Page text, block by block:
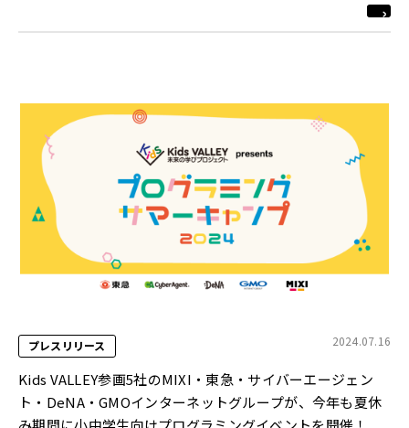
プレスリリース 2024.07.16
Kids VALLEY参画5社のMIXI・東急・サイバーエージェン
ト・DeNA・GMOインターネットグループが、今年も夏休